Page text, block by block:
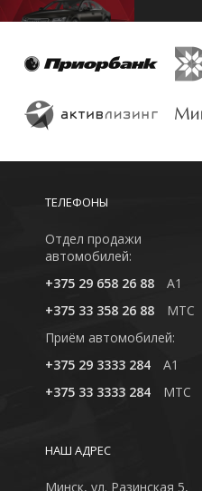
ТЕЛЕФОНЫ
Отдел продажи
автомобилей:
+375 29 658 26 88
A1
+375 33 358 26 88
MTC
Приём автомобилей:
+375 29 3333 284
A1
+375 33 3333 284
MTC
НАШ АДРЕС
Минск, ул. Разинская 5,